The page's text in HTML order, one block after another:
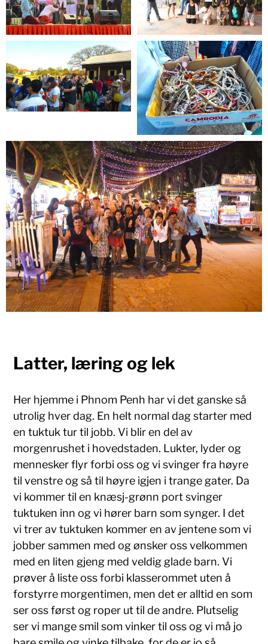
Latter, læring og lek
Her hjemme i Phnom Penh har vi det ganske så
utrolig hver dag. En helt normal dag starter med
en tuktuk tur til jobb. Vi blir en del av
morgenrushet i hovedstaden. Lukter, lyder og
mennesker flyr forbi oss og vi svinger fra høyre
til venstre og så til høyre igjen i trange gater. Da
vi kommer til en knæsj-grønn port svinger
tuktuken inn og vi hører barn som synger. I det
vi trer av tuktuken kommer en av jentene som vi
jobber sammen med og ønsker oss velkommen
med en liten gjeng med veldig glade barn. Vi
prøver å liste oss forbi klasserommet uten å
forstyrre morgentimen, men det er alltid en som
ser oss først og roper ut til de andre. Plutselig
ser vi mange smil som vinker til oss og vi må jo